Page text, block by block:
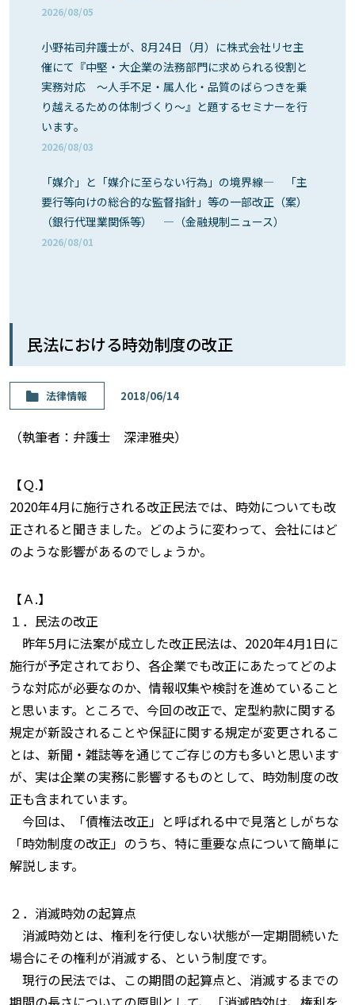
2026/08/05
小野祐司弁護士が、8月24日（月）に株式会社リセ主
催にて『中堅・大企業の法務部門に求められる役割と
実務対応 ～人手不足・属人化・品質のばらつきを乗
り越えるための体制づくり～』と題するセミナーを行
います。
2026/08/03
「媒介」と「媒介に至らない行為」の境界線― 「主
要行等向けの総合的な監督指針」等の一部改正（案）
（銀行代理業関係等） ―（金融規制ニュース）
2026/08/01
民法における時効制度の改正
法律情報 2018/06/14
（執筆者：弁護士 深津雅央）
【Ｑ.】
2020年4月に施行される改正民法では、時効についても改
正されると聞きました。どのように変わって、会社にはど
のような影響があるのでしょうか。
【Ａ.】
１．民法の改正
昨年5月に法案が成立した改正民法は、2020年4月1日に
施行が予定されており、各企業でも改正にあたってどのよ
うな対応が必要なのか、情報収集や検討を進めていること
と思います。ところで、今回の改正で、定型約款に関する
規定が新設されることや保証に関する規定が変更されるこ
とは、新聞・雑誌等を通じてご存じの方も多いと思います
が、実は企業の実務に影響するものとして、時効制度の改
正も含まれています。
今回は、「債権法改正」と呼ばれる中で見落としがちな
「時効制度の改正」のうち、特に重要な点について簡単に
解説します。
２．消滅時効の起算点
消滅時効とは、権利を行使しない状態が一定期間続いた
場合にその権利が消滅する、という制度です。
現行の民法では、この期間の起算点と、消滅するまでの